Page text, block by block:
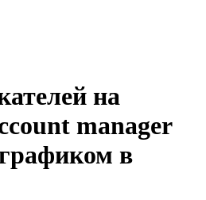
на
manager
в